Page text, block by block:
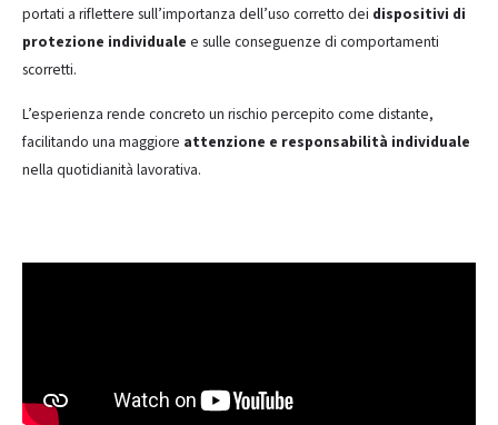
portati a riflettere sull’importanza dell’uso corretto dei dispositivi di
protezione individuale e sulle conseguenze di comportamenti
scorretti.
L’esperienza rende concreto un rischio percepito come distante,
facilitando una maggiore attenzione e responsabilità individuale
nella quotidianità lavorativa.